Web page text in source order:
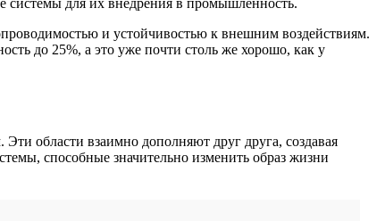
и устойчивостью к внешним воздействиям.
до 25%, а это уже почти столь же хорошо, как у
области взаимно дополняют друг друга, создавая
способные значительно изменить образ жизни